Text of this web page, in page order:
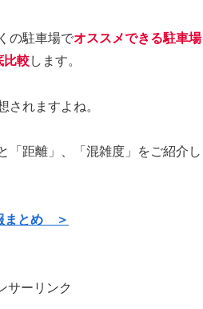
の駐車場でオススメできる駐車場
比較します。
されますよね。
「距離」、「混雑度」をご紹介
まとめ ＞
サーリンク